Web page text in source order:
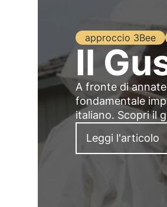
approccio 3Bee
Il
A fronte di
fondamentale
italiano. Scopri il
Leggi l'articolo